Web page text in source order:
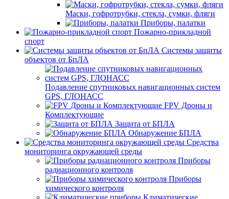
Маски, гофротрубки, стекла, сумки, фляги
Приборы, палатки
Пожарно-прикладной
спорт
Системы защиты
объектов от БпЛА
Подавление спутниковых навигационных систем
GPS, ГЛОНАСС
FPV Дроны и
Комплектующие
Защита от БПЛА
Обнаружение БПЛА
Средства
мониторинга окружающей среды
Приборы
радиационного контроля
Приборы
химического контроля
Климатические